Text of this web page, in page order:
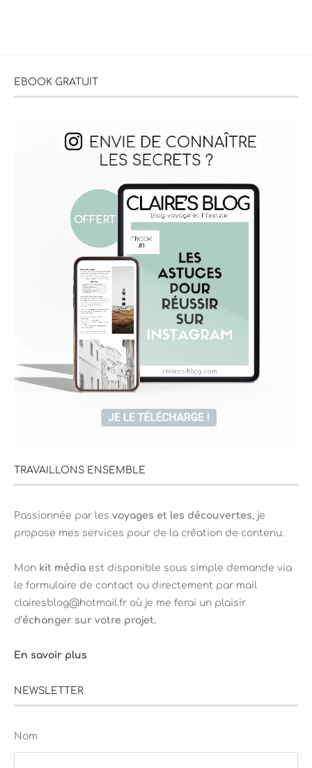
EBOOK GRATUIT
TRAVAILLONS ENSEMBLE
Passionnée par les voyages et les découvertes, je
propose mes services pour de la création de contenu.
Mon kit média est disponible sous simple demande via
le formulaire de contact ou directement par mail
clairesblog@hotmail.fr où je me ferai un plaisir
d’échanger sur votre projet.
En savoir plus
NEWSLETTER
Nom